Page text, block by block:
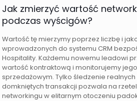
Jak zmierzyć wartość
podczas wyścigów?
Wartość tę mierzymy poprzez liczbę i
wprowadzonych do systemu CRM
Hospitality. Każdemu nowemu leadowi
wartość kontraktową i monitorujemy
sprzedażowym. Tylko śledzenie
domkniętych transakcji pozwala na
networkingu w elitarnym otoczeniu